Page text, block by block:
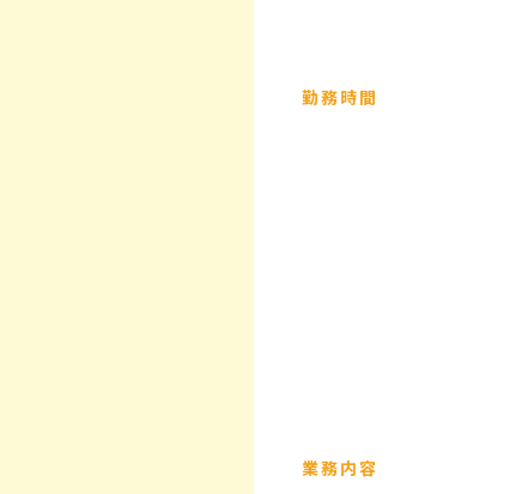
勤務時間
業務内容